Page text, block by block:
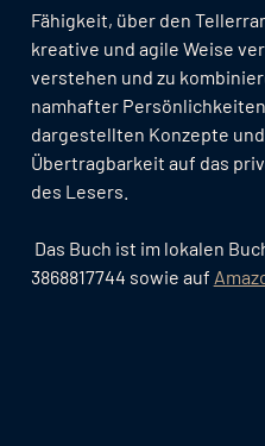
Fähigkeit, über den
kreative und agile Weise
verstehen und zu
namhafter
dargestellten Konzepte
Übertragbarkeit auf das
des Lesers.
Das Buch ist im lokalen
3868817744 sowie auf